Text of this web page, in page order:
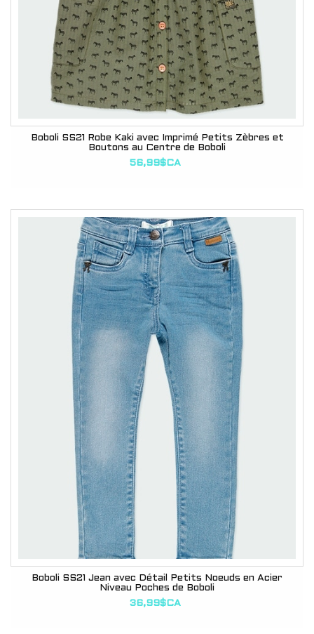
Boboli SS21 Robe Kaki avec Imprimé Petits Zèbres et
Boutons au Centre de Boboli
56,99$CA
Boboli SS21 Jean avec Détail Petits Noeuds en Acier
Niveau Poches de Boboli
36,99$CA